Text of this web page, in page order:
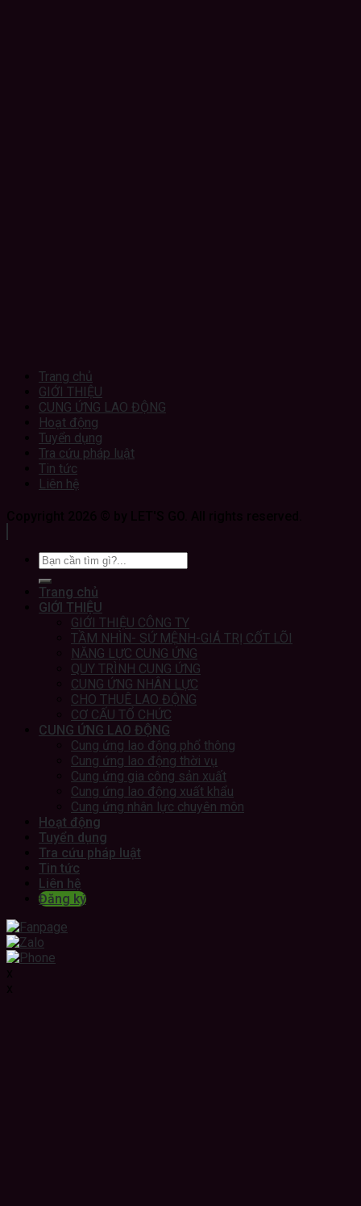
Trang chủ
GIỚI THIỆU
CUNG ỨNG LAO ĐỘNG
Hoạt động
Tuyển dụng
Tra cứu pháp luật
Tin tức
Liên hệ
Trang chủ
GIỚI THIỆU
GIỚI THIỆU CÔNG TY
TẦM NHÌN- SỨ MỆNH-GIÁ TRỊ CỐT LÕI
NĂNG LỰC CUNG ỨNG
QUY TRÌNH CUNG ỨNG
CUNG ỨNG NHÂN LỰC
CHO THUÊ LAO ĐỘNG
CƠ CẤU TỔ CHỨC
CUNG ỨNG LAO ĐỘNG
Cung ứng lao động phổ thông
Cung ứng lao động thời vụ
Cung ứng gia công sản xuất
Cung ứng lao động xuất khẩu
Cung ứng nhân lực chuyên môn
Hoạt động
Tuyển dụng
Tra cứu pháp luật
Tin tức
Liên hệ
Đăng ký